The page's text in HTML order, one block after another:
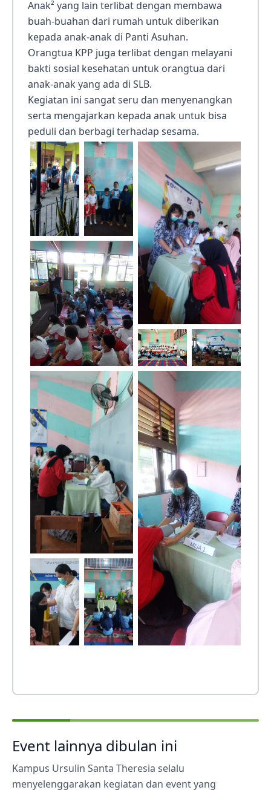
Anak² yang lain terlibat dengan membawa
buah-buahan dari rumah untuk diberikan
kepada anak-anak di Panti Asuhan.
Orangtua KPP juga terlibat dengan melayani
bakti sosial kesehatan untuk orangtua dari
anak-anak yang ada di SLB.
Kegiatan ini sangat seru dan menyenangkan
serta mengajarkan kepada anak untuk bisa
peduli dan berbagi terhadap sesama.
Event lainnya dibulan ini
Kampus Ursulin Santa Theresia selalu
menyelenggarakan kegiatan dan event yang